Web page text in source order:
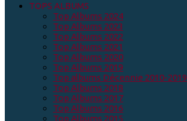
TOPS ALBUMS
Top Albums 2024
Top Albums 2023
Top Albums 2022
Top Albums 2021
Top Albums 2020
Top Albums 2019
Top albums Décennie 2010-2019
Top Albums 2018
Top Albums 2017
Top Albums 2016
Top Albums 2015